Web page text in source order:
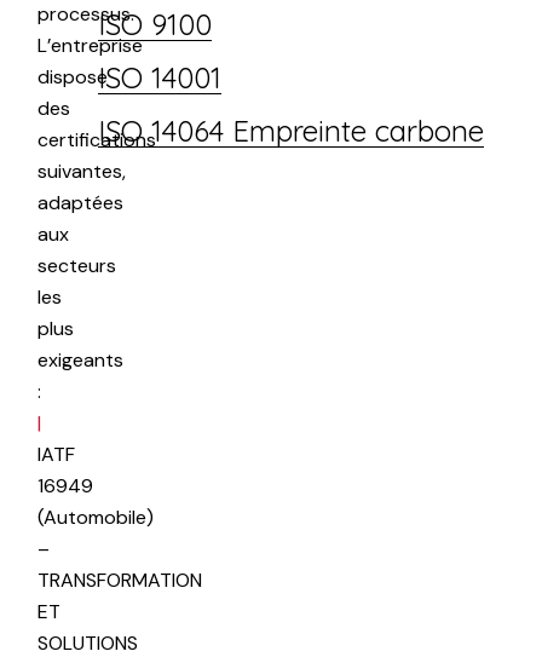
processus.
L’entreprise
dispose
des
certifications
suivantes,
adaptées
aux
secteurs
les
plus
exigeants
:
|
IATF
16949
(Automobile)
–
TRANSFORMATION
ET
SOLUTIONS
ISO 9100
ISO 14001
ISO 14064 Empreinte carbone